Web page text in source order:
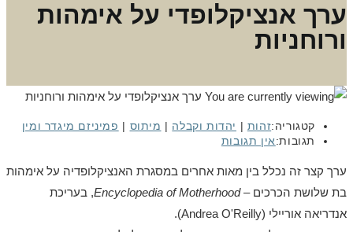
ערך אנציקלופדי על אימהות
ורוחניות
קטגוריה:זהות | יהדות וקבלה | מיתוס | פמיניזם מיגדר ומין
תגובות:אין תגובות
ערך קצר זה נכלל בין מאות אחרים במסגרת האנציקלופדיה על אימהות
בת שלושת הכרכים –Encyclopedia of Motherhood, בעריכת
אנדריאה אוריילי (Andrea O'Reilly).